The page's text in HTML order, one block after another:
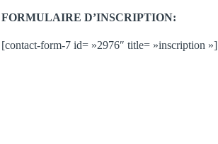
FORMULAIRE D’INSCRIPTION:
[contact-form-7 id= »2976″ title= »inscription »]